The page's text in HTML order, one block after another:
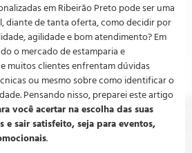
em Ribeirão Preto pode ser uma
diante de tanta oferta, como decidir por
agilidade e bom atendimento? Em
o mercado de estamparia e
muitos clientes enfrentam dúvidas
ou mesmo sobre como identificar o
Pensando nisso, preparei este artigo
você acertar na escolha das suas
e sair satisfeito, seja para eventos,
.